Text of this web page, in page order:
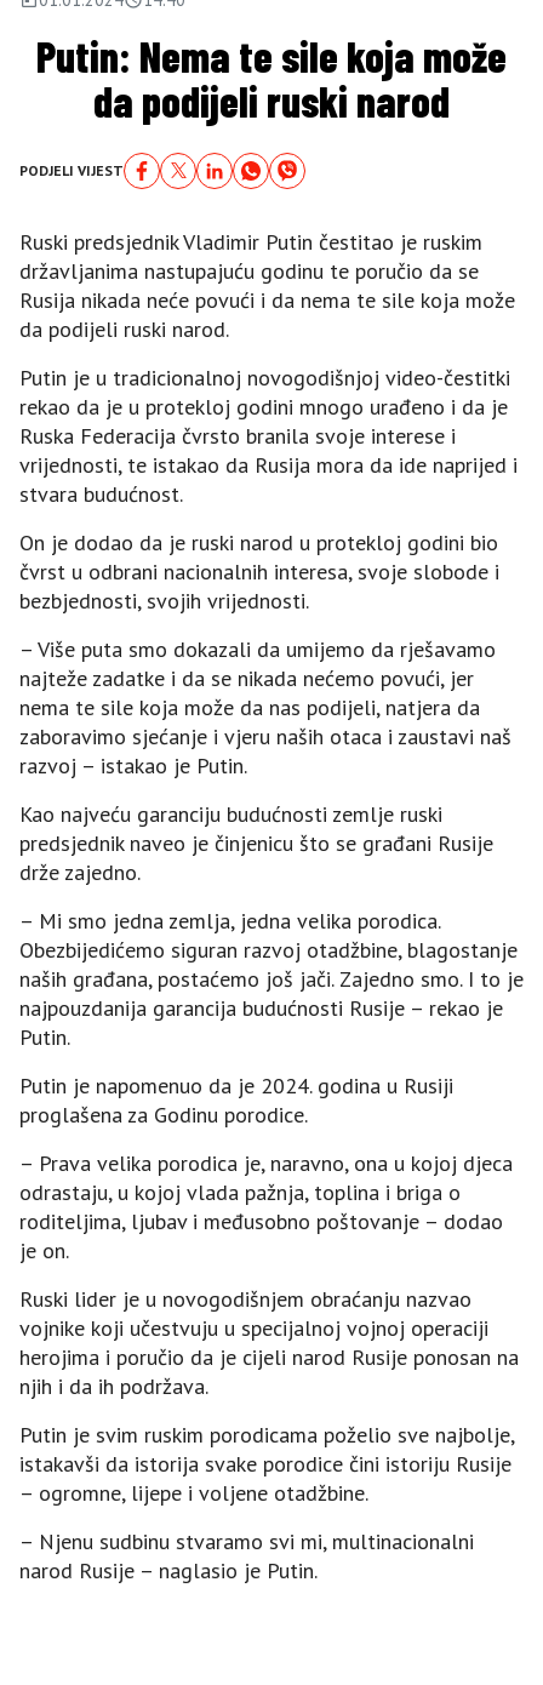
Putin: Nema te sile koja može
da podijeli ruski narod
PODJELI VIJEST
Ruski predsjednik Vladimir Putin čestitao je ruskim
državljanima nastupajuću godinu te poručio da se
Rusija nikada neće povući i da nema te sile koja može
da podijeli ruski narod.
Putin je u tradicionalnoj novogodišnjoj video-čestitki
rekao da je u protekloj godini mnogo urađeno i da je
Ruska Federacija čvrsto branila svoje interese i
vrijednosti, te istakao da Rusija mora da ide naprijed i
stvara budućnost.
On je dodao da je ruski narod u protekloj godini bio
čvrst u odbrani nacionalnih interesa, svoje slobode i
bezbjednosti, svojih vrijednosti.
– Više puta smo dokazali da umijemo da rješavamo
najteže zadatke i da se nikada nećemo povući, jer
nema te sile koja može da nas podijeli, natjera da
zaboravimo sjećanje i vjeru naših otaca i zaustavi naš
razvoj – istakao je Putin.
Kao najveću garanciju budućnosti zemlje ruski
predsjednik naveo je činjenicu što se građani Rusije
drže zajedno.
– Mi smo jedna zemlja, jedna velika porodica.
Obezbijedićemo siguran razvoj otadžbine, blagostanje
naših građana, postaćemo još jači. Zajedno smo. I to je
najpouzdanija garancija budućnosti Rusije – rekao je
Putin.
Putin je napomenuo da je 2024. godina u Rusiji
proglašena za Godinu porodice.
– Prava velika porodica je, naravno, ona u kojoj djeca
odrastaju, u kojoj vlada pažnja, toplina i briga o
roditeljima, ljubav i međusobno poštovanje – dodao
je on.
Ruski lider je u novogodišnjem obraćanju nazvao
vojnike koji učestvuju u specijalnoj vojnoj operaciji
herojima i poručio da je cijeli narod Rusije ponosan na
njih i da ih podržava.
Putin je svim ruskim porodicama poželio sve najbolje,
istakavši da istorija svake porodice čini istoriju Rusije
– ogromne, lijepe i voljene otadžbine.
– Njenu sudbinu stvaramo svi mi, multinacionalni
narod Rusije – naglasio je Putin.